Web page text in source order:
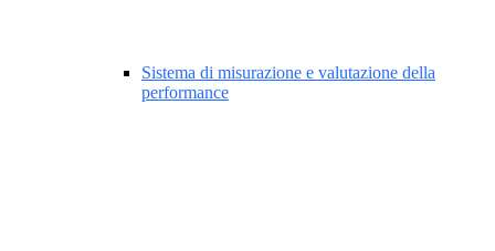
Sistema di misurazione e valutazione della
performance